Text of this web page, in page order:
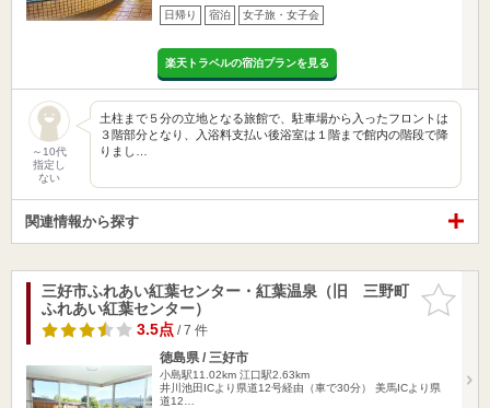
日帰り 宿泊 女子旅・女子会
楽天トラベルの宿泊プランを見る
～10代
指定し
ない
土柱まで５分の立地となる旅館で、駐車場から入ったフロントは
３階部分となり、入浴料支払い後浴室は１階まで館内の階段で降
りまし…
関連情報から探す
お気に入
りに追加
三好市ふれあい紅葉センター・紅葉温泉（旧 三野町
ふれあい紅葉センター）
3.5点/ 7 件
徳島県 / 三好市
小島駅11.02km 江口駅2.63km
井川池田ICより県道12号経由（車で30分） 美馬ICより県
道12…